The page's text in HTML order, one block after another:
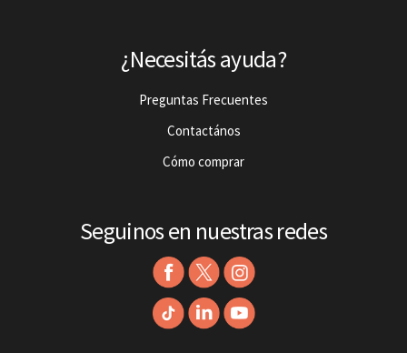
¿Necesitás ayuda?
Preguntas Frecuentes
Contactános
Cómo comprar
Seguinos en nuestras redes